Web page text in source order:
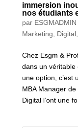
immersion
nos étudiants
par ESGMADMIN
Marketing, Digital,
Chez Esgm &
dans un véritable
une option, c’est
MBA Manager
Digital l’ont une